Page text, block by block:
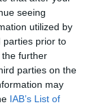
seeing
utilized by
parties prior to
further
parties on the
may
IAB’s List of
persones
els
i
socials,
el futur.